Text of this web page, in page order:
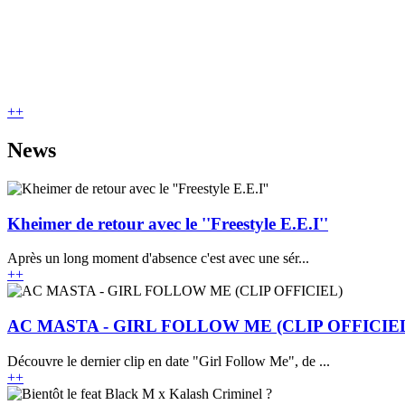
++
News
Kheimer de retour avec le ''Freestyle E.E.I''
Après un long moment d'absence c'est avec une sér...
++
AC MASTA - GIRL FOLLOW ME (CLIP
Découvre le dernier clip en date "Girl Follow Me", de ...
++